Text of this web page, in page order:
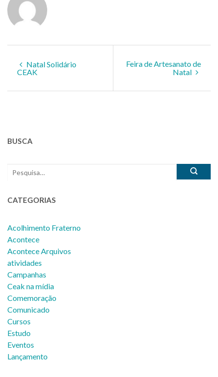
Natal Solidário
CEAK
Feira de Artesanato de
Natal
BUSCA
CATEGORIAS
Acolhimento Fraterno
Acontece
Acontece Arquivos
atividades
Campanhas
Ceak na mídia
Comemoração
Comunicado
Cursos
Estudo
Eventos
Lançamento